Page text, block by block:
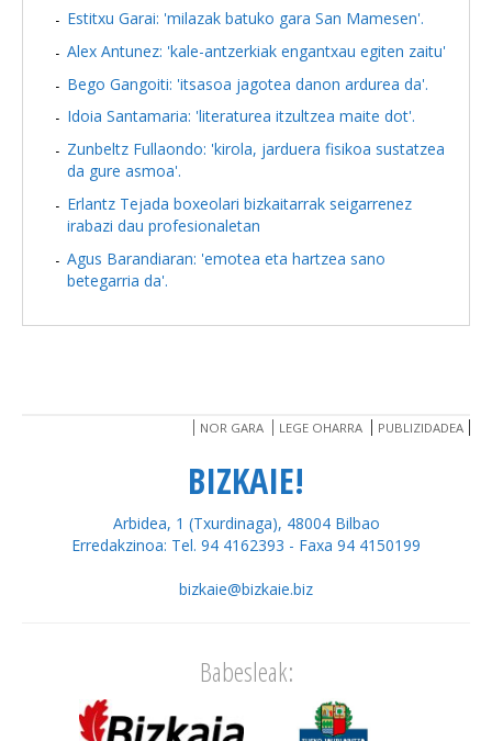
Estitxu Garai: 'milazak batuko gara San Mamesen'.
Alex Antunez: 'kale-antzerkiak engantxau egiten zaitu'
Bego Gangoiti: 'itsasoa jagotea danon ardurea da'.
Idoia Santamaria: 'literaturea itzultzea maite dot'.
Zunbeltz Fullaondo: 'kirola, jarduera fisikoa sustatzea
da gure asmoa'.
Erlantz Tejada boxeolari bizkaitarrak seigarrenez
irabazi dau profesionaletan
Agus Barandiaran: 'emotea eta hartzea sano
betegarria da'.
NOR GARA LEGE OHARRA PUBLIZIDADEA
BIZKAIE!
Arbidea, 1 (Txurdinaga), 48004 Bilbao
Erredakzinoa: Tel. 94 4162393 - Faxa 94 4150199
bizkaie@bizkaie.biz
Babesleak: